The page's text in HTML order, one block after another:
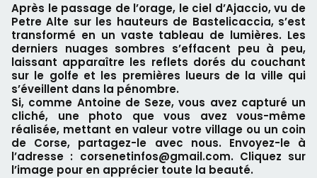
Après le passage de l’orage, le ciel d’Ajaccio, vu de
Petre Alte sur les hauteurs de Bastelicaccia, s’est
transformé en un vaste tableau de lumières. Les
derniers nuages sombres s’effacent peu à peu,
laissant apparaître les reflets dorés du couchant
sur le golfe et les premières lueurs de la ville qui
s’éveillent dans la pénombre.
Si, comme Antoine de Seze, vous avez capturé un
cliché, une photo que vous avez vous-même
réalisée, mettant en valeur votre village ou un coin
de Corse, partagez-le avec nous. Envoyez-le à
l’adresse : corsenetinfos@gmail.com. Cliquez sur
l’image pour en apprécier toute la beauté.